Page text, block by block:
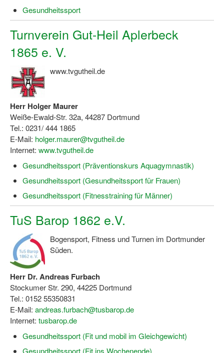
Gesundheitssport
Turnverein Gut-Heil Aplerbeck
1865 e. V.
www.tvgutheil.de
Herr Holger Maurer
Weiße-Ewald-Str. 32a, 44287 Dortmund
Tel.: 0231/ 444 1865
E-Mail: holger.maurer@tvgutheil.de
Internet: www.tvgutheil.de
Gesundheitssport (Präventionskurs Aquagymnastik)
Gesundheitssport (Gesundheitssport für Frauen)
Gesundheitssport (Fitnesstraining für Männer)
TuS Barop 1862 e.V.
Bogensport, Fitness und Turnen im Dortmunder
Süden.
Herr Dr. Andreas Furbach
Stockumer Str. 290, 44225 Dortmund
Tel.: 0152 55350831
E-Mail: andreas.furbach@tusbarop.de
Internet: tusbarop.de
Gesundheitssport (Fit und mobil im Gleichgewicht)
Gesundheitssport (Fit ins Wochenende)